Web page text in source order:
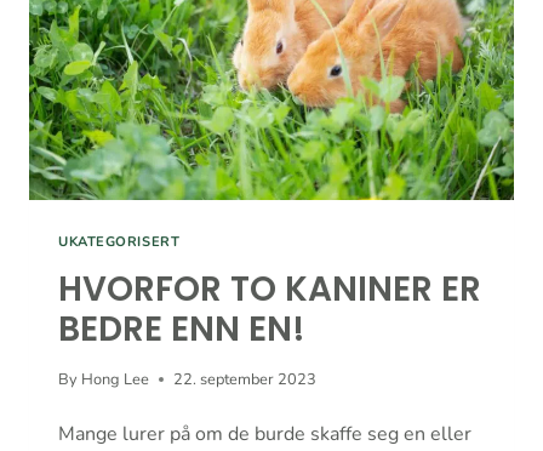
UKATEGORISERT
HVORFOR TO KANINER ER
BEDRE ENN EN!
By Hong Lee 22. september 2023
Mange lurer på om de burde skaffe seg en eller